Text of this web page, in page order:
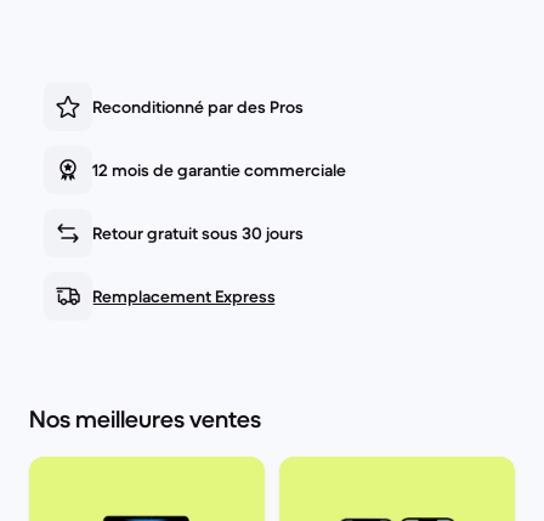
Reconditionné par des Pros
12 mois de garantie commerciale
Retour gratuit sous 30 jours
Remplacement Express
Nos meilleures ventes